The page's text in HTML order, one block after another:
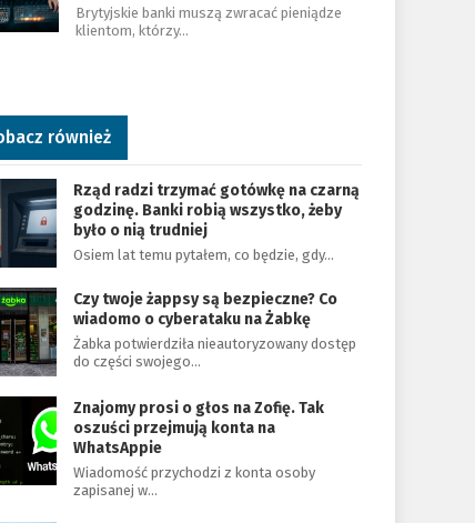
Brytyjskie banki muszą zwracać pieniądze
klientom, którzy…
również
Rząd radzi trzymać gotówkę na czarną
godzinę. Banki robią wszystko, żeby
było o nią trudniej
Osiem lat temu pytałem, co będzie, gdy…
Czy twoje żappsy są bezpieczne? Co
wiadomo o cyberataku na Żabkę
Żabka potwierdziła nieautoryzowany dostęp
do części swojego…
Znajomy prosi o głos na Zofię. Tak
oszuści przejmują konta na
WhatsAppie
Wiadomość przychodzi z konta osoby
zapisanej w…